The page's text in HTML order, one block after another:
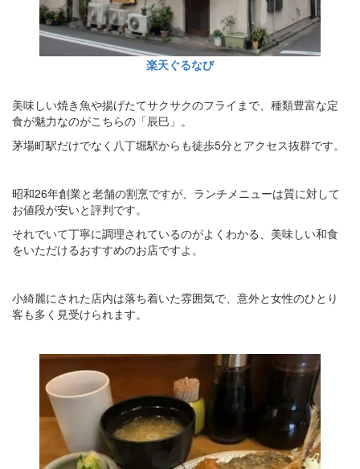
楽天ぐるなび
美味しい焼き魚や揚げたてサクサクのフライまで、種類豊富な定
食が魅力なのがこちらの「辰巳」。
茅場町駅だけでなく八丁堀駅からも徒歩5分とアクセス抜群です。
昭和26年創業と老舗の割烹ですが、ランチメニューは質に対して
お値段が安いと評判です。
それでいて丁寧に調理されているのがよくわかる、美味しい和食
をいただけるおすすめのお店ですよ。
小綺麗にされた店内は落ち着いた雰囲気で、意外と女性のひとり
客も多く見受けられます。